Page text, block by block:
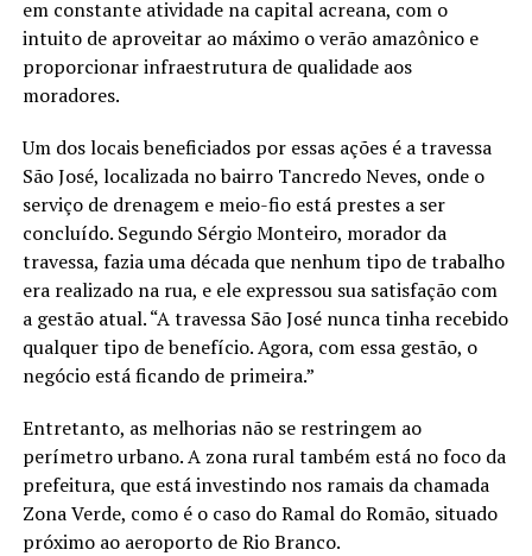
em constante atividade na capital acreana, com o
intuito de aproveitar ao máximo o verão amazônico e
proporcionar infraestrutura de qualidade aos
moradores.
Um dos locais beneficiados por essas ações é a travessa
São José, localizada no bairro Tancredo Neves, onde o
serviço de drenagem e meio-fio está prestes a ser
concluído. Segundo Sérgio Monteiro, morador da
travessa, fazia uma década que nenhum tipo de trabalho
era realizado na rua, e ele expressou sua satisfação com
a gestão atual. “A travessa São José nunca tinha recebido
qualquer tipo de benefício. Agora, com essa gestão, o
negócio está ficando de primeira.”
Entretanto, as melhorias não se restringem ao
perímetro urbano. A zona rural também está no foco da
prefeitura, que está investindo nos ramais da chamada
Zona Verde, como é o caso do Ramal do Romão, situado
próximo ao aeroporto de Rio Branco.